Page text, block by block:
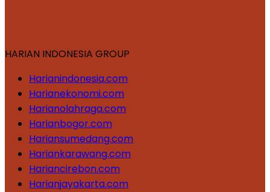
HARIAN INDONESIA GROUP
Harianindonesia.com
Harianekonomi.com
Harianolahraga.com
Harianbogor.com
Hariansumedang.com
Hariankarawang.com
Hariancirebon.com
Harianjayakarta.com